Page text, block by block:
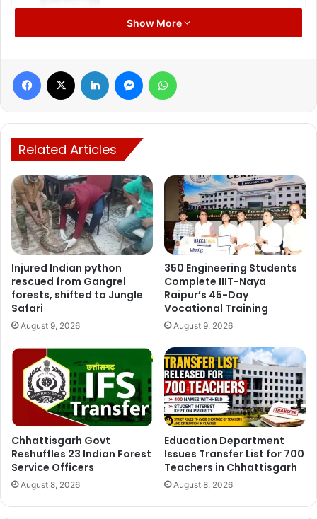
Manish Tiwari
Show More
Facebook LinkedIn Messenger
Related Articles
Injured Indian python
rescued from Gangrel
forests, shifted to Jungle
Safari
August 9, 2026
350 Engineering Students
Complete IIIT-Naya
Raipur’s 45-Day
Vocational Training
August 9, 2026
Chhattisgarh Govt
Reshuffles 23 Indian Forest
Service Officers
August 8, 2026
Education Department
Issues Transfer List for 700
Teachers in Chhattisgarh
August 8, 2026